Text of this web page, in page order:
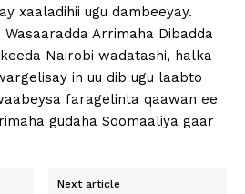
xaaladihii ugu dambeeyay.
Wasaaradda Arrimaha Dibadda
Nairobi wadatashi, halka
in uu dib ugu laabto
faragelinta qaawan ee
gudaha Soomaaliya gaar
Next article